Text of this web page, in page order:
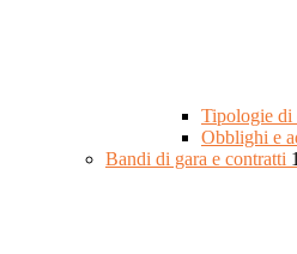
Tipologie di
Obblighi e
Bandi di gara e contratti